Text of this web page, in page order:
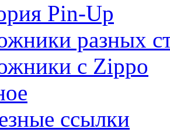
Pin-Up
разных
с Zippo
ссылки